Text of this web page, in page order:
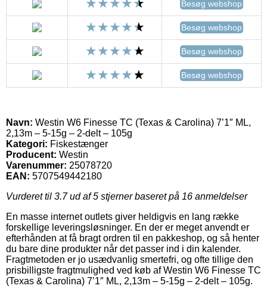
Besøg webshop
Besøg webshop
Besøg webshop
Besøg webshop
Navn: Westin W6 Finesse TC (Texas & Carolina) 7’1″ ML,
2,13m – 5-15g – 2-delt – 105g
Kategori: Fiskestænger
Producent: Westin
Varenummer: 25078720
EAN: 5707549442180
Vurderet til 3.7ud af 5 stjerner baseret på 16 anmeldelser
En masse internet outlets giver heldigvis en lang række
forskellige leveringsløsninger. En der er meget anvendt er
efterhånden at få bragt ordren til en pakkeshop, og så henter
du bare dine produkter når det passer ind i din kalender.
Fragtmetoden er jo usædvanlig smertefri, og ofte tillige den
prisbilligste fragtmulighed ved køb af Westin W6 Finesse TC
(Texas & Carolina) 7’1″ ML, 2,13m – 5-15g – 2-delt – 105g.